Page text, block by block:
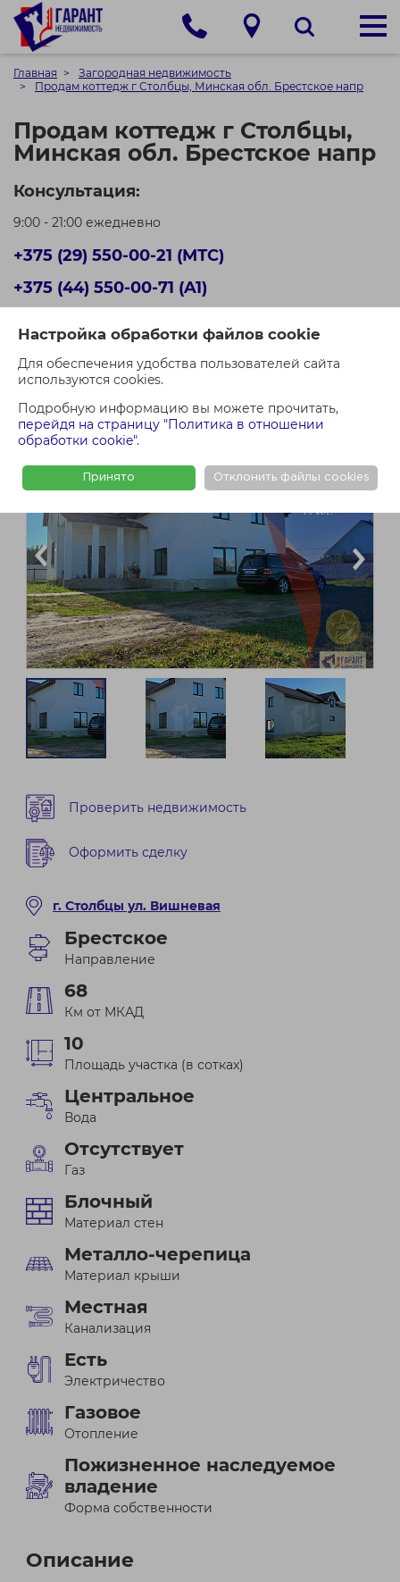
Настройка обработки файлов cookie
Для обеспечения удобства пользователей сайта
используются cookies.
Подробную информацию вы можете прочитать,
перейдя на страницу "Политика в отношении
обработки cookie".
Принято Отклонить файлы cookies
Главная
Загородная недвижимость
Продам коттедж г Столбцы, Минская обл. Брестское напр
Продам коттедж г Столбцы,
Минская обл. Брестское напр
Консультация:
9:00 - 21:00 ежедневно
+375 (29) 550-00-21 (МТС)
+375 (44) 550-00-71 (A1)
Проверить недвижимость
Оформить сделку
г. Столбцы ул. Вишневая
Брестское
Направление
68
Км от МКАД
10
Площадь участка (в сотках)
Центральное
Вода
Отсутствует
Газ
Блочный
Материал стен
Металло-черепица
Материал крыши
Местная
Канализация
Есть
Электричество
Газовое
Отопление
Пожизненное наследуемое
владение
Форма собственности
Описание